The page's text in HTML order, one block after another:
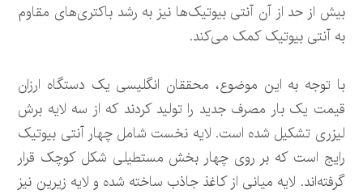
بیش از حد از آن آنتی بیوتیک‌ها نیز به رشد باکتری‌های مقاوم
به آنتی بیوتیک کمک می‌کند.
با توجه به این موضوع، محققان انگلیسی یک دستگاه ارزان
قیمت یک بار مصرف جدید را تولید کردند که از سه لایه برش
لیزری تشکیل شده است. لایه نخست شامل چهار آنتی بیوتیک
رایج است که بر روی چهار بخش مستطیلی شکل کوچک قرار
گرفته‌اند. لایه میانی از کاغذ جاذب ساخته شده و لایه زیرین نیز